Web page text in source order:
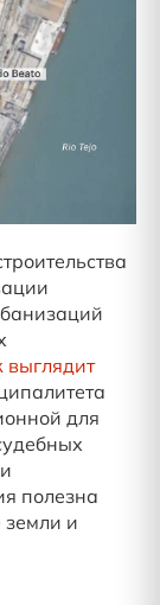
выглядит
для
полезна
и